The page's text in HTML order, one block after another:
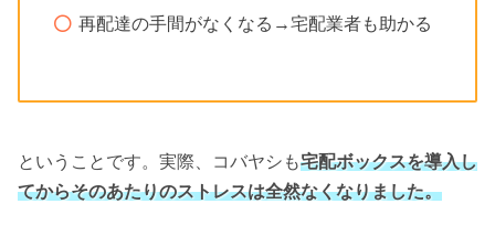
再配達の手間がなくなる→宅配業者も助かる
ということです。実際、コバヤシも宅配ボックスを導入し
てからそのあたりのストレスは全然なくなりました。